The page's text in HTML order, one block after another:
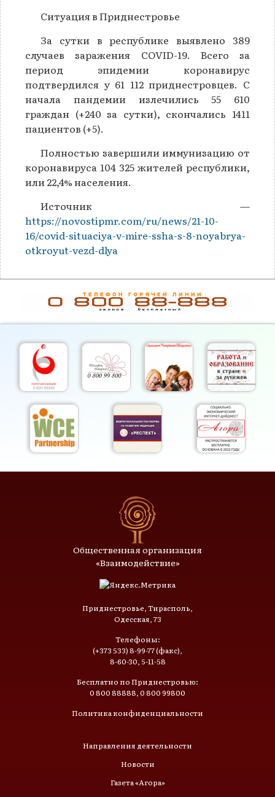
Ситуация в Приднестровье
За сутки в республике выявлено 389
случаев заражения COVID-19. Всего за
период эпидемии коронавирус
подтвердился у 61 112 приднестровцев. С
начала пандемии излечились 55 610
граждан (+240 за сутки), скончались 1411
пациентов (+5).
Полностью завершили иммунизацию от
коронавируса 104 325 жителей республики,
или 22,4% населения.
Источник —
https://novostipmr.com/ru/news/21-10-
16/covid-situaciya-v-mire-ssha-s-8-noyabrya-
otkroyut-vezd-dlya
Общественная организация
«Взаимодействие»
Приднестровье, Тирасполь,
Одесская, 73
Телефоны:
(+373 533) 8-99-77 (факс),
8-60-30, 5-11-58
Бесплатно по Приднестровью:
0 800 88888, 0 800 99800
Политика конфиденциальности
Направления деятельности
Новости
Газета «Агора»